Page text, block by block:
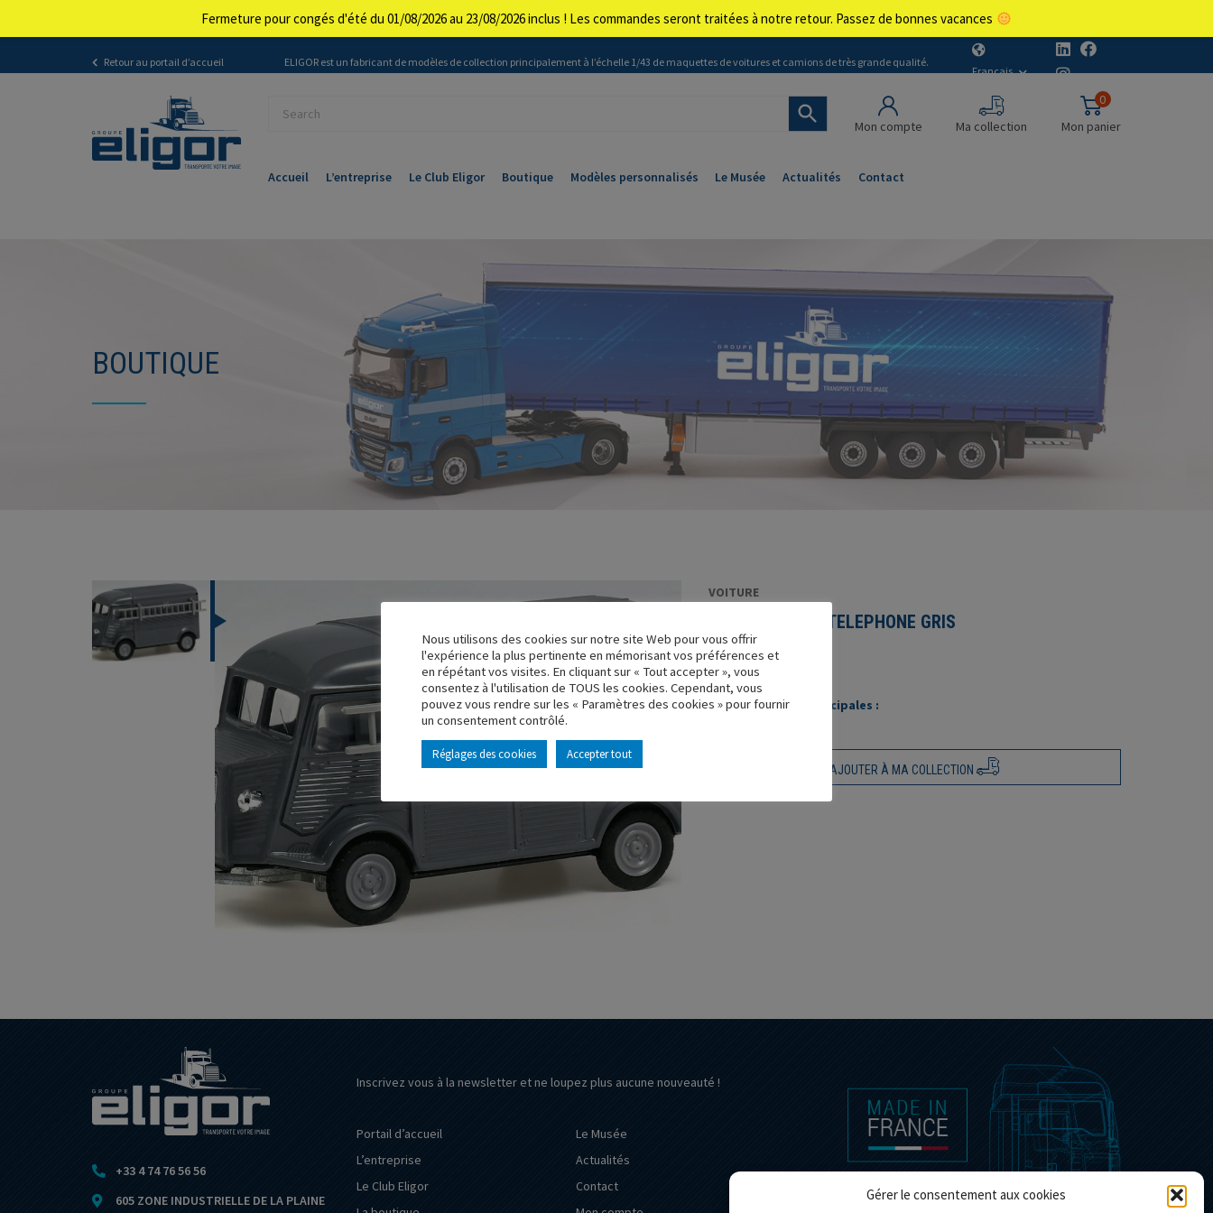
Gérer le consentement aux cookies
Retour au portail d’accueil ELIGOR est un fabricant de modèles de collection principalement à l’échelle 1/43 de maquettes de voitures et camions de très grande qualité.
Français
Mon compte Ma collection
0
Mon panier
Accueil L’entreprise Le Club Eligor Boutique Modèles personnalisés Le Musée Actualités Contact
BOUTIQUE
VOITURE
CITROEN H PTT TELEPHONE GRIS
Réf. : 100354
Rupture de stock
Caractéristique principales :
AJOUTER À MA COLLECTION
+33 4 74 76 56 56
605 ZONE INDUSTRIELLE DE LA PLAINE
Inscrivez vous à la newsletter et ne loupez plus aucune nouveauté !
Portail d’accueil
L’entreprise
Le Club Eligor
Le Musée
Actualités
Contact
Nous utilisons des cookies sur notre site Web pour vous offrir
l'expérience la plus pertinente en mémorisant vos préférences et
en répétant vos visites. En cliquant sur « Tout accepter », vous
consentez à l'utilisation de TOUS les cookies. Cependant, vous
pouvez vous rendre sur les « Paramètres des cookies » pour fournir
un consentement contrôlé.
Réglages des cookies Accepter tout
Fermeture pour congés d'été du 01/08/2026 au 23/08/2026 inclus ! Les commandes seront traitées à notre retour. Passez de bonnes vacances